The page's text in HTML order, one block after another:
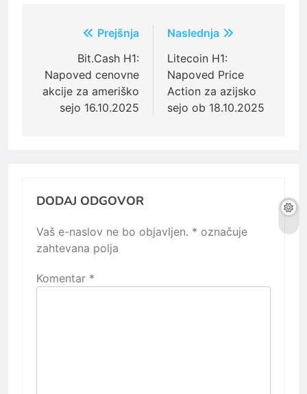
Navigacija
prispevka
Prejšnja
Bit.Cash H1:
Napoved cenovne
akcije za ameriško
sejo 16.10.2025
Naslednja
Litecoin H1:
Napoved Price
Action za azijsko
sejo ob 18.10.2025
DODAJ ODGOVOR
Vaš e-naslov ne bo objavljen. * označuje
zahtevana polja
Komentar *